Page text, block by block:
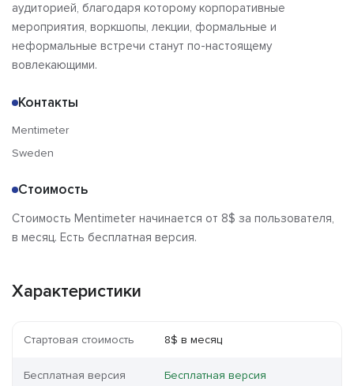
аудиторией, благодаря которому корпоративные
мероприятия, воркшопы, лекции, формальные и
неформальные встречи станут по-настоящему
вовлекающими.
Контакты
Mentimeter
Sweden
Стоимость
Стоимость Mentimeter начинается от 8$ за пользователя,
в месяц. Есть бесплатная версия.
Характеристики
Стартовая стоимость 8$ в месяц
Бесплатная версия Бесплатная версия